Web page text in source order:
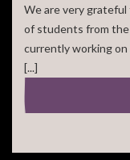
We are very
of students from the
currently working
[...]